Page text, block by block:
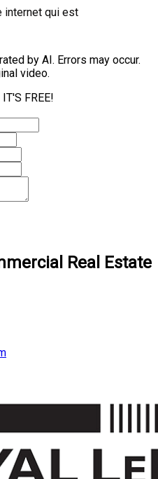
internet qui est
by AI. Errors may occur.
video.
FREE!
Real Estate